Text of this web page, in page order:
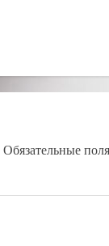
Обязательные